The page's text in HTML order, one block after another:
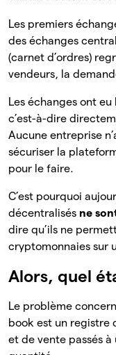
Les premiers
des échanges
(carnet d’ordres)
vendeurs, la
Les échanges ont eu
c’est-à-dire
Aucune entreprise
sécuriser la
pour le faire.
C’est pourquoi
décentralisés ne
dire qu’ils ne
cryptomonnaies sur
Alors, quel
Le problème
book est un registre
et de vente passés